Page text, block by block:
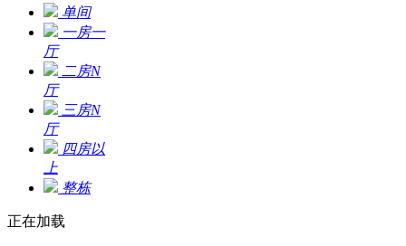
单间
一房一
厅
二房N
厅
三房N
厅
四房以
上
整栋
正在加载